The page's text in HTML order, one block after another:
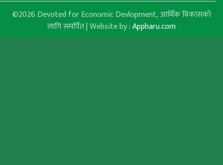
©2026 Devoted for Economic Devlopment, आर्थिक विकासको
लागि समर्पित | Website by :Appharu.com